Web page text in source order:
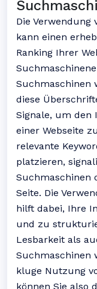
Die Verwendung
kann einen
Ranking Ihrer
Suchmaschinen
diese
Signale, um
einer Webseite
relevante
platzieren,
Suchmaschinen
Seite. Die
hilft dabei, Ihre
und zu
Lesbarkeit als
Suchmaschinen
kluge Nutzung
können Sie also